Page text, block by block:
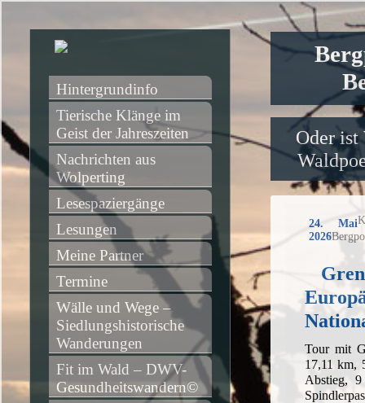
Oder ist
24. Mai
2026
Tour mit
17,11 km,
Abstieg,
Hintergrundinfo
Tierische Klänge im
Geist der Jahreszeiten
Nachrichten aus
Wolperting
Lesespaziergänge
Lesungen
Meine Partner
Termine
Wälle und Wege –
Siedlungshistorische
Wanderungen
Fit im Wald – DWV-
Gesundheitswandern©